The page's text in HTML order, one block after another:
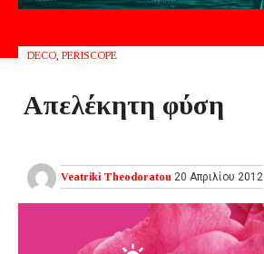
DECO PERISCOPE
Απελέκητη φύση
Veatriki Theodoratou 20 Απριλίου 2012